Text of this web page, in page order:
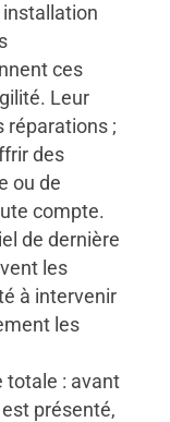
ces
Leur
réparations ;
des
ou de
compte.
de dernière
les
à intervenir
les
totale : avant
présenté,